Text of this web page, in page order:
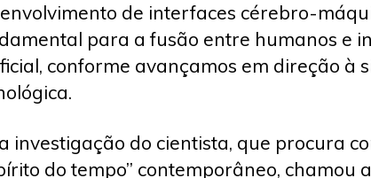
de interfaces cérebro-
para a fusão entre humanos e
conforme avançamos em direção à
investigação do cientista, que procura
do tempo” contemporâneo, chamou